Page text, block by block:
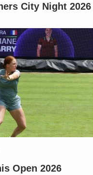
City Night 2026
Open 2026